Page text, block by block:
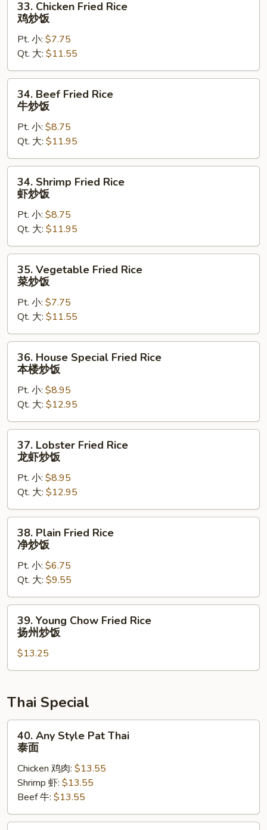
Chicken
Fried
Rice
炒
饭
33. Chicken Fried Rice
鸡炒饭
Pt. 小: $7.75
Qt. 大: $11.55
Beef
Fried
Rice
炒
饭
34. Beef Fried Rice
牛炒饭
Pt. 小: $8.75
Qt. 大: $11.95
Shrimp
Fried
Rice
炒
饭
34. Shrimp Fried Rice
虾炒饭
Pt. 小: $8.75
Qt. 大: $11.95
Vegetable
Fried
Rice
炒
饭
35. Vegetable Fried Rice
菜炒饭
Pt. 小: $7.75
Qt. 大: $11.55
House
Special
Fried
Rice
本
楼
36. House Special Fried Rice
本楼炒饭
Pt. 小: $8.95
Qt. 大: $12.95
Lobster
Fried
Rice
虾
炒
37. Lobster Fried Rice
龙虾炒饭
Pt. 小: $8.95
Qt. 大: $12.95
Plain
Fried
Rice
炒
饭
38. Plain Fried Rice
净炒饭
Pt. 小: $6.75
Qt. 大: $9.55
Young
Chow
Fried
Rice
州
饭
39. Young Chow Fried Rice
扬州炒饭
$13.25
Thai Special
Any
Style
Pat
Thai
面
40. Any Style Pat Thai
泰面
Chicken 鸡肉: $13.55
Shrimp 虾: $13.55
Beef 牛: $13.55